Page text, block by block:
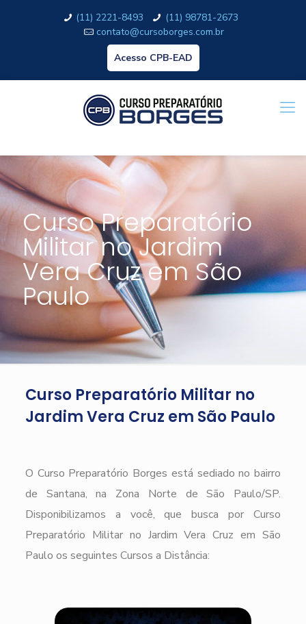
(11) 2221-8493
(11) 98781-2673
contato@cursoborges.com.br
Acesso CPB-EAD
Curso Preparatório
Militar no Jardim
Vera Cruz em São
Paulo
Curso Preparatório Militar no
Jardim Vera Cruz em São Paulo
O Curso Preparatório Borges está sediado no bairro
de Santana, na Zona Norte de São Paulo/SP.
Disponibilizamos a você, que busca por Curso
Preparatório Militar no Jardim Vera Cruz em São
Paulo os seguintes Cursos a Distância: